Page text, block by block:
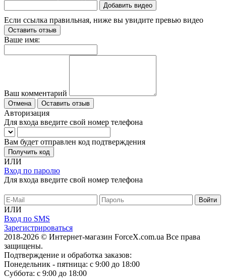
Добавить видео
Если ссылка правильная, ниже вы увидите превью видео
Оставить отзыв
Ваше имя:
Ваш комментарий
Отмена Оставить отзыв
Авторизация
Для входа введите свой номер телефона
Вам будет отправлен код подтверждения
Получить код
ИЛИ
Вход по паролю
Для входа введите свой номер телефона
ИЛИ
Вход по SMS
Зарегистрироваться
2018-2026 © Интернет-магазин ForceX.com.ua Все права
защищены.
Подтверждение и обработка заказов:
Понедельник - пятница: с 9:00 до 18:00
Суббота: с 9:00 до 18:00